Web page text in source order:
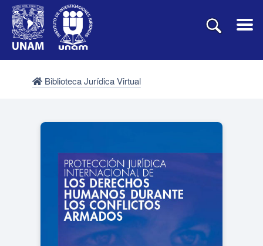
Biblioteca Jurídica Virtual